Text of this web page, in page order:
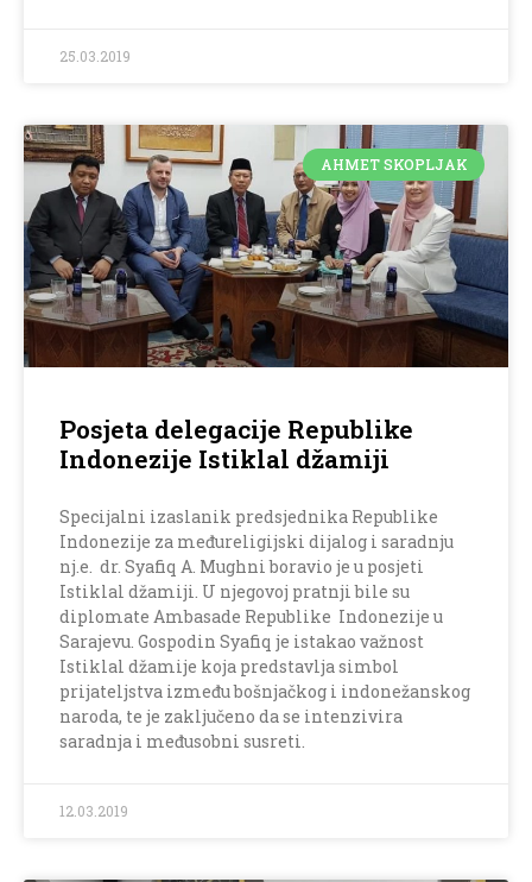
25.03.2019
AHMET SKOPLJAK
Posjeta delegacije Republike
Indonezije Istiklal džamiji
Specijalni izaslanik predsjednika Republike
Indonezije za međureligijski dijalog i saradnju
nj.e. dr. Syafiq A. Mughni boravio je u posjeti
Istiklal džamiji. U njegovoj pratnji bile su
diplomate Ambasade Republike Indonezije u
Sarajevu. Gospodin Syafiq je istakao važnost
Istiklal džamije koja predstavlja simbol
prijateljstva između bošnjačkog i indonežanskog
naroda, te je zaključeno da se intenzivira
saradnja i međusobni susreti.
12.03.2019